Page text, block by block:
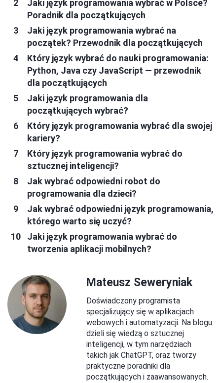
Jaki język programowania wybrać w Polsce?
Poradnik dla początkujących
Jaki język programowania wybrać na
początek? Przewodnik dla początkujących
Który język wybrać do nauki programowania:
Python, Java czy JavaScript — przewodnik
dla początkujących
Jaki język programowania dla
początkujących wybrać?
Który język programowania wybrać dla swojej
kariery?
Który język programowania wybrać do
sztucznej inteligencji?
Jak wybrać odpowiedni robot do
programowania dla dzieci?
Jak wybrać odpowiedni język programowania,
którego warto się uczyć?
Jaki język programowania wybrać do
tworzenia aplikacji mobilnych?
Mateusz Seweryniak
Doświadczony programista
specjalizujący się w aplikacjach
webowych i automatyzacji. Na blogu
dzieli się wiedzą o sztucznej
inteligencji, w tym narzędziach
takich jak ChatGPT, oraz tworzy
praktyczne poradniki dla
początkujących i zaawansowanych.